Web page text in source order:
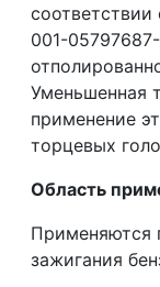
001-
Уменьшенная
применение
торцевых
Область
Применяются
зажигания